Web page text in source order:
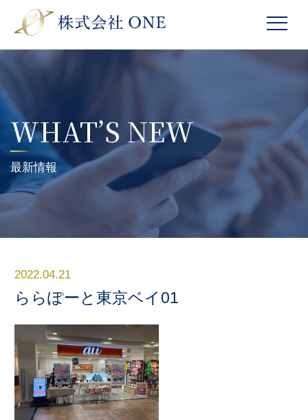
WHAT’S NEW
最新情報
2022.04.21
ららぽーと東京ベイ01